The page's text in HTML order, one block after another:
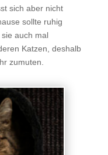
sich aber nicht
sollte ruhig
auch mal
Katzen, deshalb
zumuten.